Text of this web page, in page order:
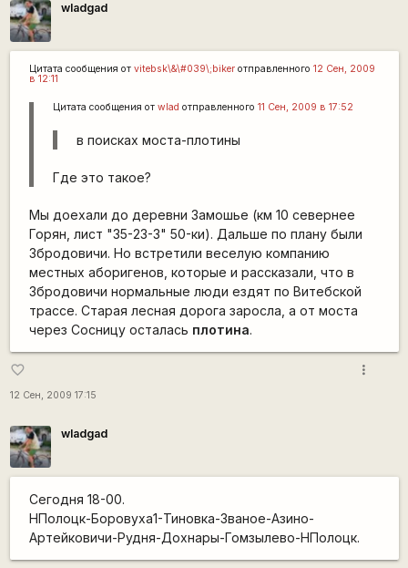
wladgad
Цитата сообщения от vitebsk\&\#039\;bikerотправленного 12 Сен, 2009
в 12:11
Цитата сообщения от wlad отправленного 11 Сен, 2009 в 17:52
в поисках моста-плотины
Где это такое?
Мы доехали до деревни Замошье (км 10 севернее
Горян, лист "35-23-3" 50-ки). Дальше по плану были
Збродовичи. Но встретили веселую компанию
местных аборигенов, которые и рассказали, что в
Збродовичи нормальные люди ездят по Витебской
трассе. Старая лесная дорога заросла, а от моста
через Сосницу осталась плотина.
favorite_border
12 Сен, 2009 17:15
more_vert
wladgad
Сегодня 18-00.
НПолоцк-Боровуха1-Тиновка-Званое-Азино-
Артейковичи-Рудня-Дохнары-Гомзылево-НПолоцк.